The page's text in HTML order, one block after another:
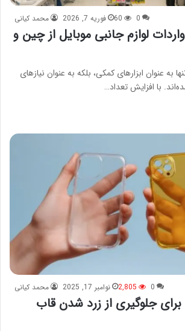
محمد کیانی فوریه 7, 2026 0
60
لوازم جانبی موبایل از چین و
به عنوان ابزارهای کمکی، بلکه به عنوان نیازهای
با افزایش تعداد…
محمد کیانی نوامبر 17, 2025 0
2,805
برای جلوگیری از زرد شدن قاب